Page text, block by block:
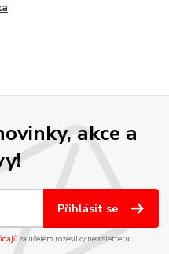
akce a
Přihlásit se
za účelem rozesílky newsletteru.